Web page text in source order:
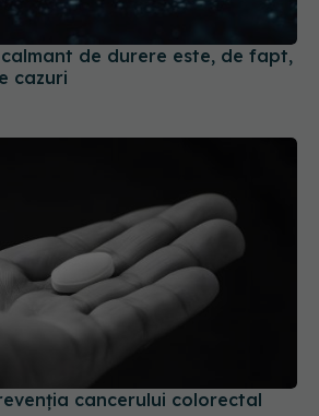
cancerului colorectal